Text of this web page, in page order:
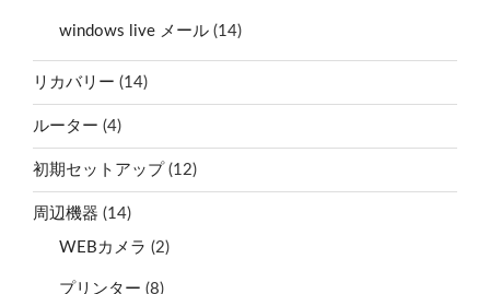
windows live メール (14)
リカバリー (14)
ルーター (4)
初期セットアップ(12)
周辺機器 (14)
WEBカメラ (2)
プリンター (8)